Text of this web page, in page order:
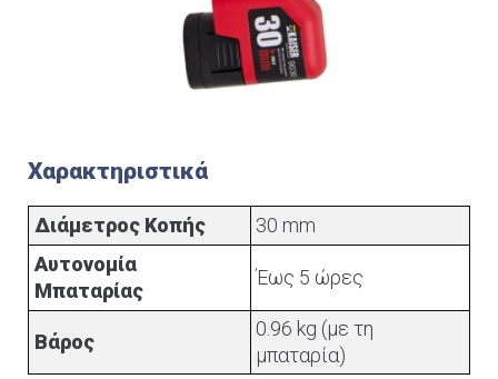
Χαρακτηριστικά
Διάμετρος Κοπής
30 mm
Αυτονομία
Μπαταρίας
Έως 5 ώρες
Βάρος
0.96 kg (με τη
μπαταρία)